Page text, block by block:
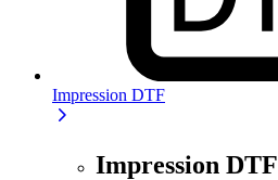
Impression DTF
Impression DTF